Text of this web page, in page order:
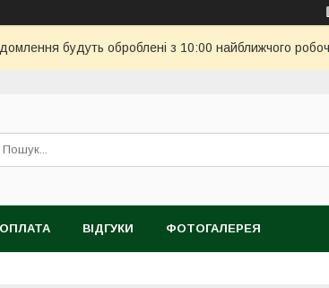
будуть оброблені з 10:00 найближчого
ВІДГУКИ ФОТОГАЛЕРЕЯ